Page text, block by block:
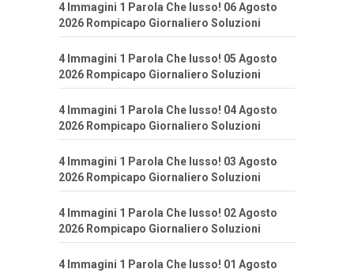
4 Immagini 1 Parola Che lusso! 06 Agosto
2026 Rompicapo Giornaliero Soluzioni
4 Immagini 1 Parola Che lusso! 05 Agosto
2026 Rompicapo Giornaliero Soluzioni
4 Immagini 1 Parola Che lusso! 04 Agosto
2026 Rompicapo Giornaliero Soluzioni
4 Immagini 1 Parola Che lusso! 03 Agosto
2026 Rompicapo Giornaliero Soluzioni
4 Immagini 1 Parola Che lusso! 02 Agosto
2026 Rompicapo Giornaliero Soluzioni
4 Immagini 1 Parola Che lusso! 01 Agosto